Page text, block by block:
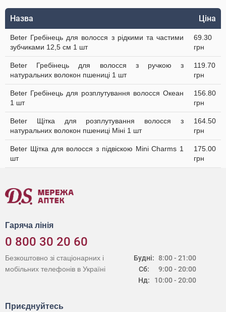
Назва Ціна
Beter Гребінець для волосся з рідкими та частими
зубчиками 12,5 см 1 шт
69.30
грн
Beter Гребінець для волосся з ручкою з
натуральних волокон пшениці 1 шт
119.70
грн
Beter Гребінець для розплутування волосся Океан
1 шт
156.80
грн
Beter Щітка для розплутування волосся з
натуральних волокон пшениці Міні 1 шт
164.50
грн
Beter Щітка для волосся з підвіскою Mini Сharms 1
шт
175.00
грн
Гаряча лінія
0 800 30 20 60
Будні:
Сб:
Нд:
8:00 - 21:00
9:00 - 20:00
10:00 - 20:00
Безкоштовно зі стаціонарних і
мобільних телефонів в Україні
Приєднуйтесь